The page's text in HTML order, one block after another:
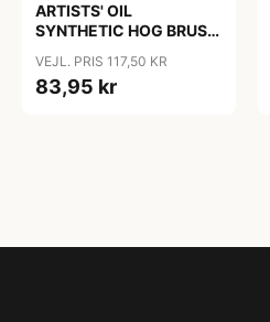
ARTISTS' OIL
SYNTHETIC HOG BRUSH
VEJL. PRIS 117,50 KR
83,95 kr